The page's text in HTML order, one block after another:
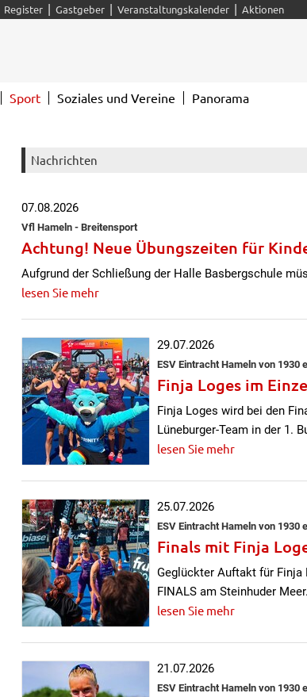
Nachrichten
07.08.2026
Vfl Hameln - Breitensport
Achtung! Neue Übungszeiten für
Aufgrund der Schließung der Halle Basbergschule
lesen Sie mehr
29.07.2026
ESV Eintracht Hameln von 1930
Finja Loges im
Finja Loges wird bei den
Lüneburger-Team in der 1.
lesen Sie mehr
25.07.2026
ESV Eintracht Hameln von 1930
Finals mit Finja
Geglückter Auftakt für Finja
FINALS am Steinhuder Meer.
lesen Sie mehr
21.07.2026
ESV Eintracht Hameln von 1930
Register | Gastgeber | Veranstaltungskalender | Aktionen
Sport Soziales und Vereine Panorama